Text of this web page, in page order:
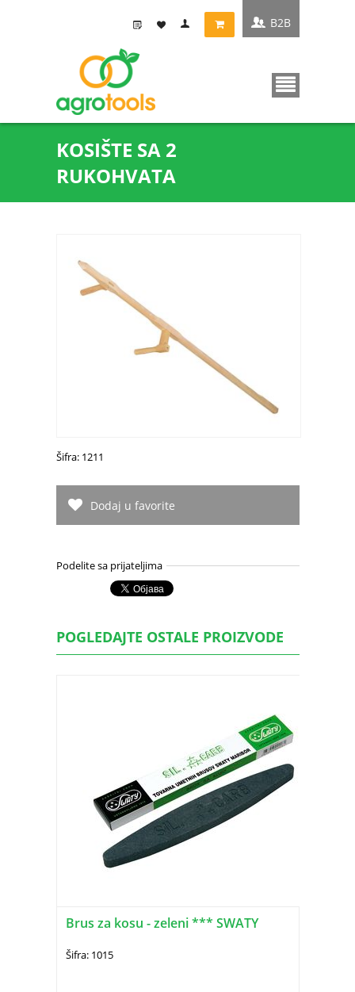
KOSIŠTE SA 2
RUKOHVATA
B2B
Šifra: 1211
Dodaj u favorite
Podelite sa prijateljima
POGLEDAJTE OSTALE PROIZVODE
Brus za kosu - zeleni *** SWATY
Šifra: 1015